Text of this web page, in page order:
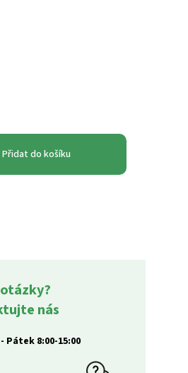
Přidat do košíku
nás
Pátek 8:00-15:00